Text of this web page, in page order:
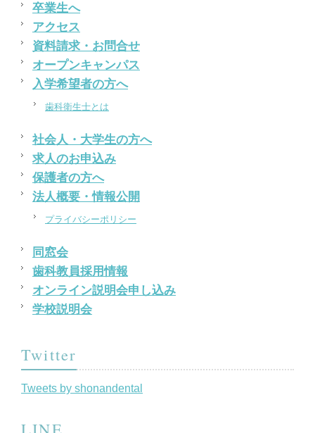
卒業生へ
アクセス
資料請求・お問合せ
オープンキャンパス
入学希望者の方へ
歯科衛生士とは
社会人・大学生の方へ
求人のお申込み
保護者の方へ
法人概要・情報公開
プライバシーポリシー
同窓会
歯科教員採用情報
オンライン説明会申し込み
学校説明会
Twitter
Tweets by shonandental
LINE